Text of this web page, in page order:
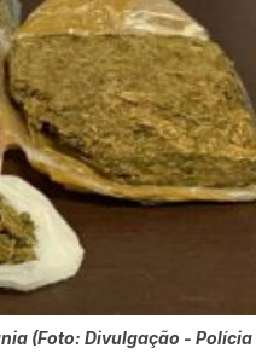
(Foto: Divulgação - Polícia